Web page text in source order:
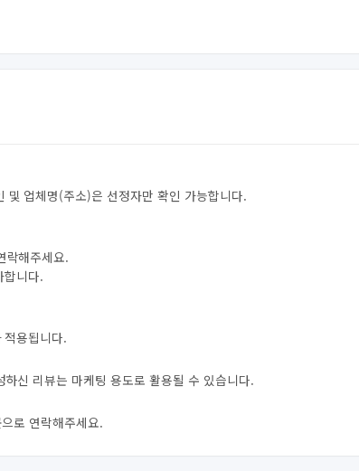
업체명(주소)은 선정자만 확인 가능합니다.
락해주세요.
합니다.
용됩니다.
신 리뷰는 마케팅 용도로 활용될 수 있습니다.
로 연락해주세요.